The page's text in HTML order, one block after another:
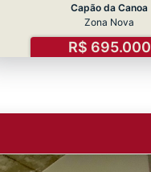
Capão da Canoa
Zona Nova
R$ 695.000